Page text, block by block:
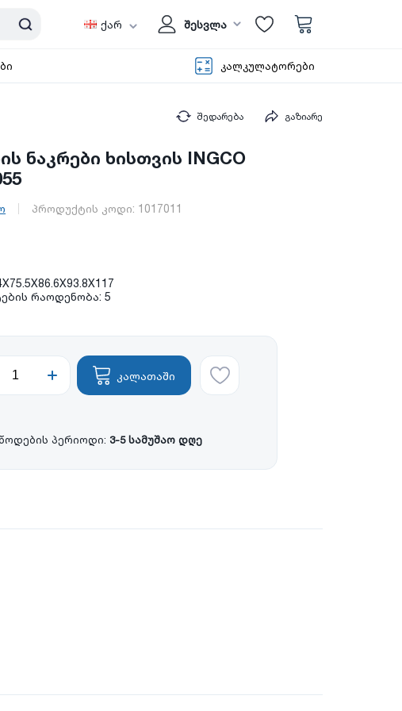
ქარ შესვლა
კალკულატორები
შედარება გაზიარე
ნაკრები ხისთვის INGCO
პროდუქტის კოდი: 1017011
რაოდენობა: 5
კალათაში
პერიოდი: 3-5 სამუშაო დღე